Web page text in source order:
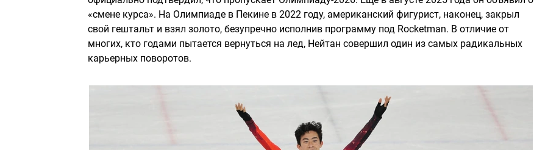
«смене курса». На Олимпиаде в Пекине в 2022 году, американский фигурист, наконец, закрыл
свой гештальт и взял золото, безупречно исполнив программу под Rocketman. В отличие от
многих, кто годами пытается вернуться на лед, Нейтан совершил один из самых радикальных
карьерных поворотов.